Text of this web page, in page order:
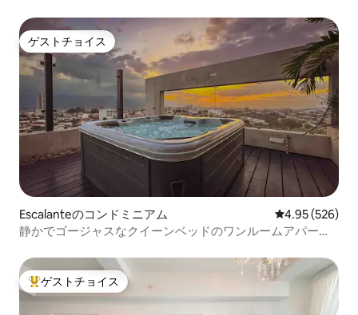
ゲストチョイス
ゲストチョイス
Escalanteのコンドミニアム レビュー526
4.95 (526)
静かでゴージャスなクイーンベッドのワンルームアパート
大好評のゲストチョイスです。
ゲストチョイス